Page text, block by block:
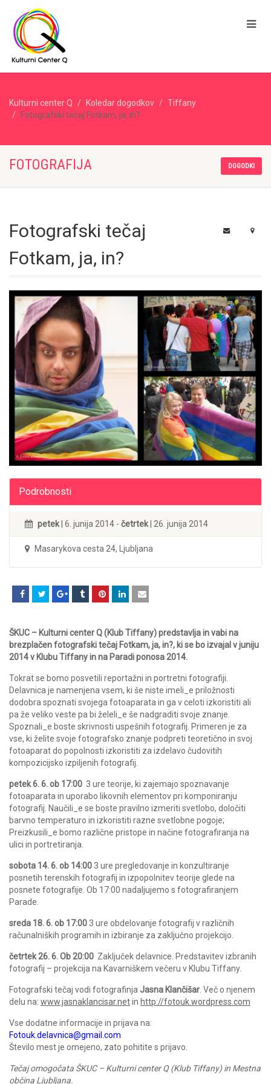
Kulturni center Q Koledar dogodkov
Tiffany
Fotografski tečaj Fotkam, ja, in?
FOTOGRAFIJA DOGODKI
Fotografski tečaj
Fotkam, ja, in?
Podrobnosti
petek | 6. junija 2014 - četrtek | 26. junija 2014
Masarykova cesta 24, Ljubljana
ŠKUC – Kulturni center Q (Klub Tiffany) predstavlja in vabi na
brezplačen fotografski tečaj Fotkam, ja, in?, ki se bo izvajal v juniju
2014 v Klubu Tiffany in na Paradi ponosa 2014.
Tokrat se bomo posvetili reportažni in portretni fotografiji.
Delavnica je namenjena vsem, ki še niste imeli_e priložnosti
dodobra spoznati svojega fotoaparata in ga v celoti izkoristiti ali
pa že veliko veste pa bi želeli_e še nadgraditi svoje znanje.
Spoznali_e boste skrivnosti uspešnih fotografij. Primeren je za
vse, ki želite svoje fotografsko znanje podpreti teoretično in svoj
fotoaparat do popolnosti izkoristiti za izdelavo čudovitih
kompozicijsko izpiljenih fotografij.
petek 6. 6. ob 17:00 3 ure teorije, ki zajemajo spoznavanje
fotoaparata in uporabo likovnih elementov pri komponiranju
fotografij. Naučili_e se boste pravilno izmeriti svetlobo, določiti
barvno temperaturo in izkoristiti razne svetlobne pogoje;
Preizkusili_e bomo različne pristope in načine fotografiranja na
ulici in portretiranja.
sobota 14. 6. ob 14:00 3 ure pregledovanje in konzultiranje
posnetih terenskih fotografij in izpopolnitev teorije glede na
posnete fotografije. Ob 17:00 nadaljujemo s fotografiranjem
Parade.
sreda 18. 6. ob 17:00 3 ure obdelovanje fotografij v različnih
računalniških programih in izbiranje za zaključno projekcijo.
četrtek 26. 6. Ob 20:00 Zaključek delavnice. Predstavitev izbranih
fotografij – projekcija na Kavarniškem večeru v Klubu Tiffany.
Fotografski tečaj vodi fotografinja Jasna Klančišar . Več o njenem
delu na: www.jasnaklancisar.netin http://fotouk.wordpress.com
Vse dodatne informacije in prijava na:
Fotouk.delavnica@gmail.com
Število mest je omejeno, zato pohitite s prijavo.
Tečaj omogočata ŠKUC – Kulturni center Q (Klub Tiffany) in Mestna
občina Ljubljana.